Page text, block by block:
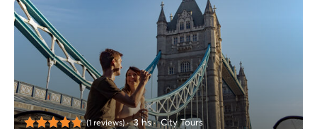
(1 reviews) 3 hs City Tours